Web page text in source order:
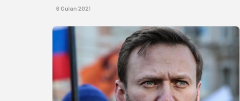
6 Gulan 2021